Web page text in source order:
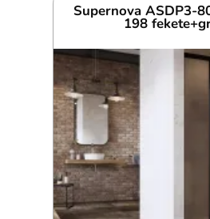
Supernova ASDP3-
198